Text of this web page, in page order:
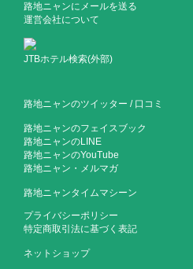
路地ニャンにメールを送る
運営会社について
JTBホテル検索(外部)
路地ニャンのツイッター / 口コミ
路地ニャンのフェイスブック
路地ニャンのLINE
路地ニャンのYouTube
路地ニャン・メルマガ
路地ニャンタイムマシーン
プライバシーポリシー
特定商取引法に基づく表記
ネットショップ